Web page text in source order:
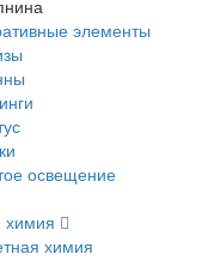
элементы
освещение
химия
химия